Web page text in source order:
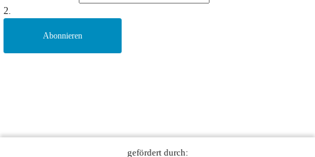
2.
Abonnieren
gefördert durch: